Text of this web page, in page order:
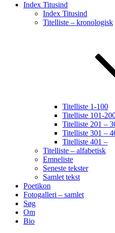
Index Titusind
Index Titusind
Titelliste – kronologisk
Titelliste 1-100
Titelliste 101-
Titelliste 201 –
Titelliste 301 –
Titelliste 401 –
Titelliste – alfabetisk
Emneliste
Seneste tekster
Samlet tekst
Poetikon
Fotogalleri – samlet
Søg
Om
Bio